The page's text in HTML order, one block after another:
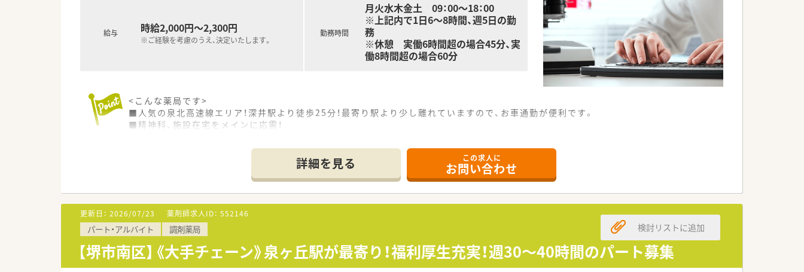
給与 時給2,000円～2,300円
※ご経験を考慮のうえ、決定いたします。
勤務時間
月火水木金土 09：00～18：00
※上記内で1日6～8時間、週5日の勤
務
※休憩 実働6時間超の場合45分、実
働8時間超の場合60分
<こんな薬局です>
■人気の泉北高速線エリア！深井駅より徒歩25分！最寄り駅より少し離れていますので、お車通勤が便利です。
■精神科、施設在宅をメインに応需！
■全国で1,200店舗を超える調剤薬局・ドラッグストアを展開しています。
■患者様・お客様にとって「最も身近な医療人」として、地域医療への貢献を掲げています。
■大手ならではの福利厚生、研修制度、資格支援制度が充実しています。
■残業手当はもちろん、家族手当の支給、また、育児休暇（子が2歳に達するまで）・時短勤務（小学校入学まで）や、各種資格支援制度もご
ざいます。
詳細を見る この求人に
お問い合わせ
更新日： 2026/07/23 薬剤師求人ID： 552146
パート・アルバイト 調剤薬局
【堺市南区】《大手チェーン》泉ヶ丘駅が最寄り！福利厚生充実！週30～40時間のパート募集
検討リストに追加